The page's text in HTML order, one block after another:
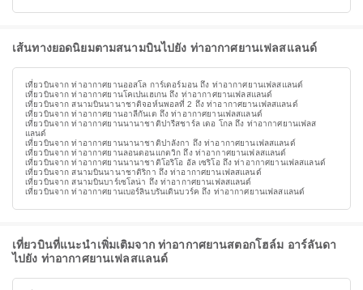
เส้นทางยอดนิยมตามสนามบินไปยัง ท่าอากาศยานเฟลสแลนด์
เที่ยวบินจาก ท่าอากาศยานออสโล การ์เดอร์มอน ถึง ท่าอากาศยานเฟลสแลนด์
เที่ยวบินจาก ท่าอากาศยานโคเปนเฮเกน ถึง ท่าอากาศยานเฟลสแลนด์
เที่ยวบินจาก สนามบินนานาชาติจอห์นพอลที่ 2 ถึง ท่าอากาศยานเฟลสแลนด์
เที่ยวบินจาก ท่าอากาศยานอาลีกันเต ถึง ท่าอากาศยานเฟลสแลนด์
เที่ยวบินจาก ท่าอากาศยานนานาชาติปารีสชาร์ล เดอ โกล ถึง ท่าอากาศยานเฟลส
แลนด์
เที่ยวบินจาก ท่าอากาศยานนานาชาติปาลังกา ถึง ท่าอากาศยานเฟลสแลนด์
เที่ยวบินจาก ท่าอากาศยานลอนดอนแกตวิก ถึง ท่าอากาศยานเฟลสแลนด์
เที่ยวบินจาก ท่าอากาศยานนานาชาติโอริโอ อัล เซริโอ ถึง ท่าอากาศยานเฟลสแลนด์
เที่ยวบินจาก สนามบินนานาชาติริกา ถึง ท่าอากาศยานเฟลสแลนด์
เที่ยวบินจาก สนามบินบาร์เซโลน่า ถึง ท่าอากาศยานเฟลสแลนด์
เที่ยวบินจาก ท่าอากาศยานเบอร์ลินบรันเดินบวร์ค ถึง ท่าอากาศยานเฟลสแลนด์
เที่ยวบินที่แนะนำเพิ่มเติมจาก ท่าอากาศยานสตอกโฮล์ม อาร์ลันดา
ไปยัง ท่าอากาศยานเฟลสแลนด์